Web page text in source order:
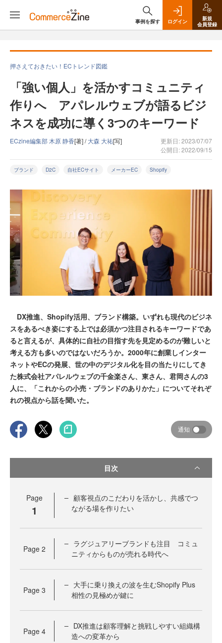
事例を探す ログイン
新規
会員登録
押さえておきたい！ECトレンド図鑑
「強い個人」を活かすコミュニティ
作りへ アパレルウェブが語るビジ
ネスを成功に導く3つのキーワード
ECzine編集部 木原 静香[著] /大森 大祐[写]
更新日: 2023/07/07
公開日: 2022/09/15
ブランド D2C 自社ECサイト メーカーEC Shopify
DX推進、Shopify活用、ブランド構築。いずれも現代のビジネ
スをあるべき姿にする上では必須かつ注目されるキーワードであ
ると言えるが、具体的に自社の目指す先を見定めるのが難しいと
考える方も多いのではないだろうか。2000年に創業しインター
ネットやECの発展、世の中のデジタル化を目の当たりにしてき
た株式会社アパレルウェブの千金楽さん、東さん、君岡さんの3
人に、「これからの小売・ブランドのありかた」についてそれぞ
れの視点から話を聞いた。
通知
目次
Page
1
顧客視点のこだわりを活かし、共感でつ
ながる場を作りたい
Page 2
ラグジュアリーブランドも注目 コミュ
ニティからものが売れる時代へ
Page 3
大手に乗り換えの波を生むShopify Plus
相性の見極めが鍵に
Page 4
DX推進は顧客理解と挑戦しやすい組織構
造への変革から